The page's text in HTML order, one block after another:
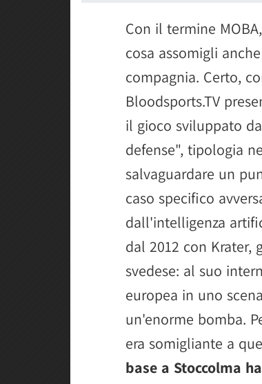
Con il termine
cosa assomigli
compagnia. Certo,
Bloodsports.TV
il gioco sviluppato
defense", tipologia
salvaguardare un
caso specifico
dall'intelligenza
dal 2012 con Krater,
svedese: al suo
europea in uno
un'enorme bomba.
era somigliante a
base a Stoccolma